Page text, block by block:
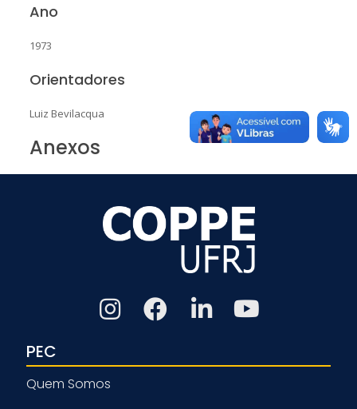
Ano
1973
Orientadores
Luiz Bevilacqua
Anexos
PEC
Quem Somos